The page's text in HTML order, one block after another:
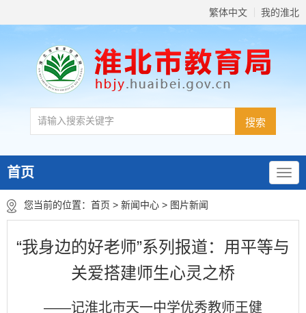
繁体中文 我的淮北
首页
您当前的位置： 首页 > 新闻中心 > 图片新闻
“我身边的好老师”系列报道：用平等与
关爱搭建师生心灵之桥
——记淮北市天一中学优秀教师王健